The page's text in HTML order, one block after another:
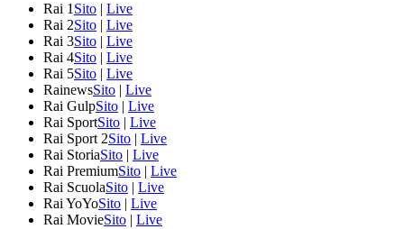
Rai 1 Sito | Live
Rai 2Sito | Live
Rai 3Sito | Live
Rai 4Sito | Live
Rai 5Sito | Live
RainewsSito | Live
Rai GulpSito | Live
Rai SportSito | Live
Rai Sport 2Sito | Live
Rai StoriaSito | Live
Rai PremiumSito | Live
Rai ScuolaSito | Live
Rai YoYoSito | Live
Rai MovieSito | Live